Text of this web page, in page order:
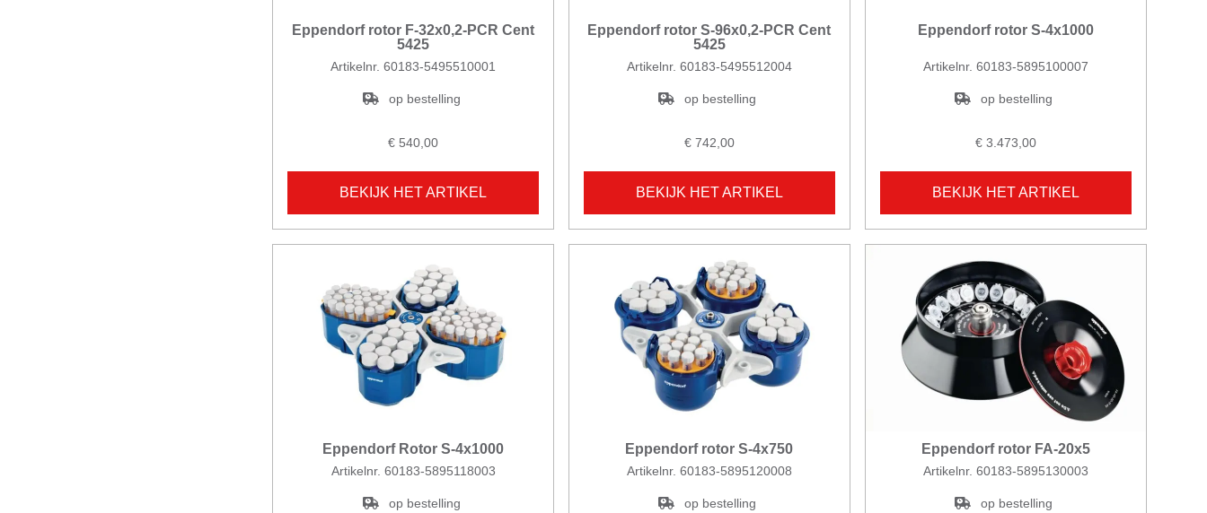
Eppendorf rotor F-32x0,2-PCR Cent
5425
Artikelnr. 60183-5495510001
op bestelling
€ 540,00
BEKIJK HET ARTIKEL
Eppendorf rotor S-96x0,2-PCR Cent
5425
Artikelnr. 60183-5495512004
op bestelling
€ 742,00
BEKIJK HET ARTIKEL
Eppendorf rotor S-4x1000
Artikelnr. 60183-5895100007
op bestelling
€ 3.473,00
BEKIJK HET ARTIKEL
Eppendorf Rotor S-4x1000
Artikelnr. 60183-5895118003
op bestelling
Eppendorf rotor S-4x750
Artikelnr. 60183-5895120008
op bestelling
Eppendorf rotor FA-20x5
Artikelnr. 60183-5895130003
op bestelling